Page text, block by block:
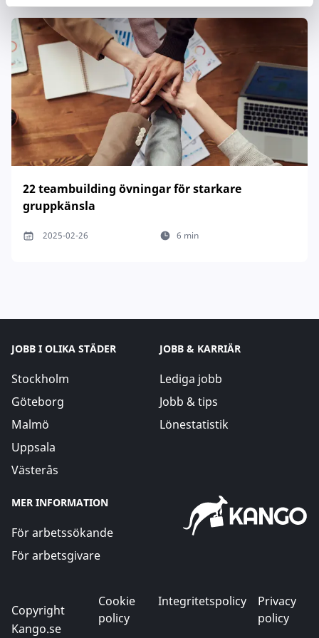
22 teambuilding övningar för starkare
gruppkänsla
2025-02-26 6 min
JOBB I OLIKA STÄDER
Stockholm
Göteborg
Malmö
Uppsala
Västerås
JOBB & KARRIÄR
Lediga jobb
Jobb & tips
Lönestatistik
MER INFORMATION
För arbetssökande
För arbetsgivare
Copyright
Kango.se
Cookie
policy
Integritetspolicy
Privacy
policy